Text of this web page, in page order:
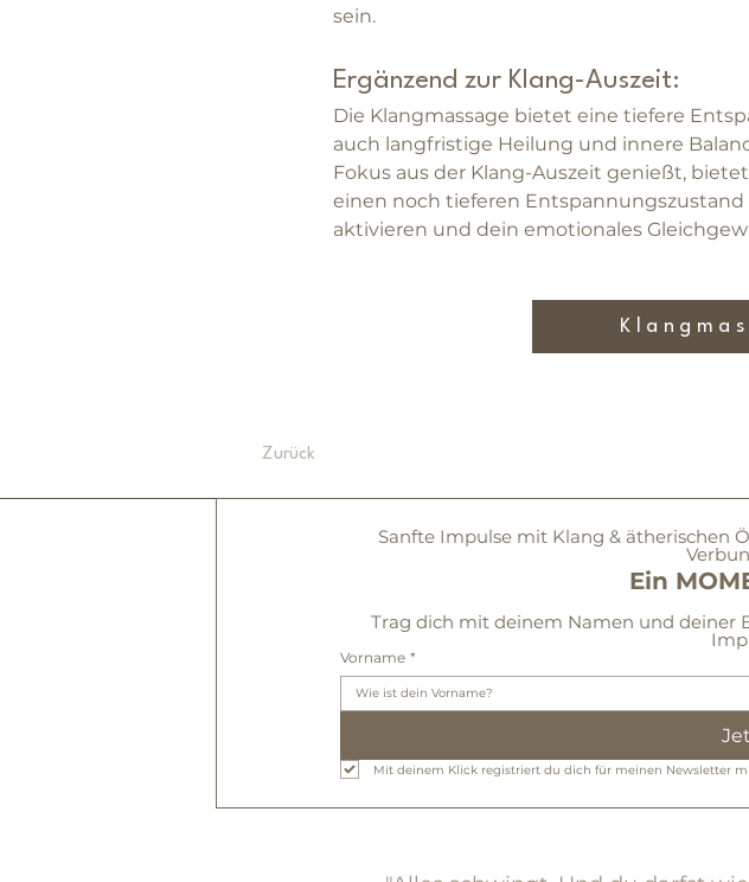
sein.
Ergänzend zur Klang-Auszeit:
Die Klangmassage bietet eine tiefere
auch langfristige Heilung und innere
Fokus aus der Klang-Auszeit genießt,
einen noch tieferen
aktivieren und dein emotionales
Zurück
Sanfte Impulse mit Klang & ätherischen
Ein
Trag dich mit deinem Namen und deiner
Vorname *
Mit deinem Klick registriert du dich für meinen Newsletter